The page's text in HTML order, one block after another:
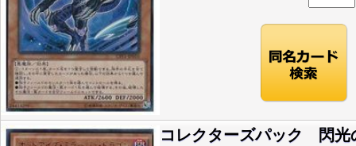
コレクターズパック 閃光